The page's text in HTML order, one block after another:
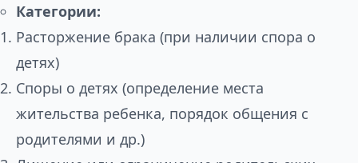
Категории:
Расторжение брака (при наличии спора о
детях)
Споры о детях (определение места
жительства ребенка, порядок общения с
родителями и др.)